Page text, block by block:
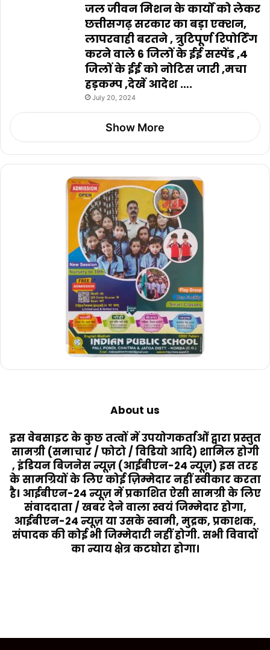
जल जीवन मिशन के कार्यों को लेकर
छत्तीसगढ़ सरकार का बड़ा एक्शन,
लापरवाही बरतने , त्रुटिपूर्ण रिपोर्टिंग
करने वाले 6 जिलों के ईई सस्पेंड ,4
जिलों के ईई को नोटिस जारी ,मचा
हड़कम्प ,देखें आदेश ….
July 20, 2024
Show More
About us
इस वेबसाइट के कुछ तत्वों में उपयोगकर्ताओं द्वारा प्रस्तुत
सामग्री (समाचार / फोटो / विडियो आदि) शामिल होगी
, इंडियन बिजनेस न्यूज़ (आईबीएन-24 न्यूज़) इस तरह
के सामग्रियों के लिए कोई ज़िम्मेदार नहीं स्वीकार करता
है। आईबीएन-24 न्यूज़ में प्रकाशित ऐसी सामग्री के लिए
संवाददाता / खबर देने वाला स्वयं जिम्मेदार होगा,
आईबीएन-24 न्यूज़ या उसके स्वामी, मुद्रक, प्रकाशक,
संपादक की कोई भी जिम्मेदारी नहीं होगी. सभी विवादों
का न्याय क्षेत्र कटघोरा होगा।